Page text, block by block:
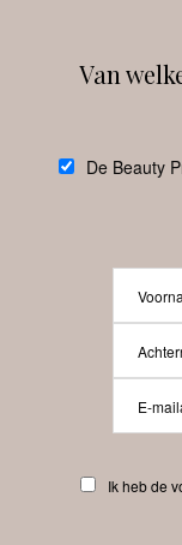
Van
De Beauty
Ik heb de